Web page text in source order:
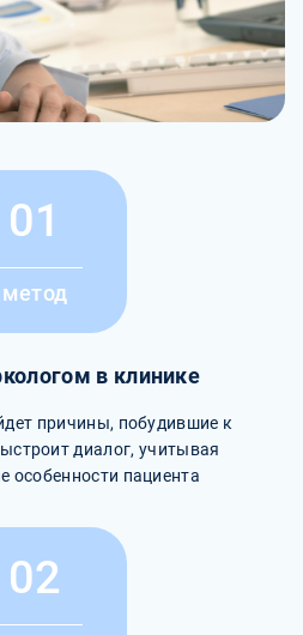
01
метод
в клинике
причины, побудившие к
диалог, учитывая
особенности пациента
02